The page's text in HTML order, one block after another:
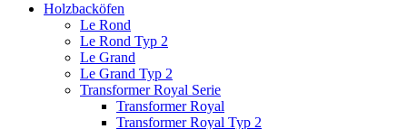
Holzbacköfen
Le Rond
Le Rond Typ 2
Le Grand
Le Grand Typ 2
Transformer Royal Serie
Transformer Royal
Transformer Royal Typ 2